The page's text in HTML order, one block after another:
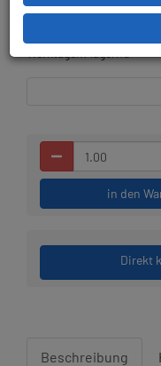
in den
Direkt
Beschreibung